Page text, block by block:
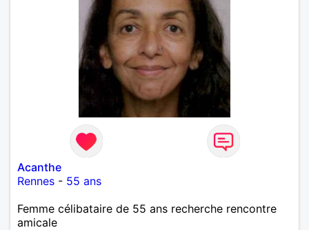
Acanthe
Rennes - 55 ans
Femme célibataire de 55 ans recherche rencontre
amicale